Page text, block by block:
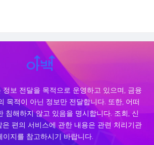
보 전달을 목적으로 운영하고 있으며, 금융
목적이 아닌 정보만 전달합니다. 또한, 어떠
침해하지 않고 있음을 명시합니다. 조회, 신
편의 서비스에 관한 내용은 관련 처리기관
이지를 참고하시기 바랍니다.